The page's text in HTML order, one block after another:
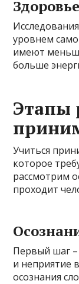
уровнем
имеют
больше
Этапы
Учиться
которое
рассмотрим
проходит
Первый шаг –
и неприятие
осознания